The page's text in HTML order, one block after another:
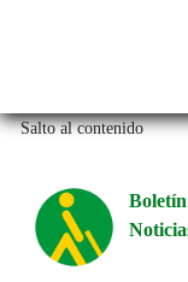
Salto al contenido
Boletín